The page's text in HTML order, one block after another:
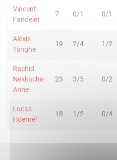
Vincent
Fandelet
7 0/1 0/1
Alexis
Tanghe
19 2/4 1/2
Rachid
Nekkache-
Anne
23 3/5 0/2
Lucas
Hoernel
18 1/2 0/4